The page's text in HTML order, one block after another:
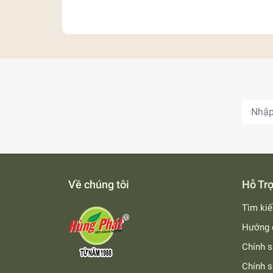
(Trà Hùng Phát –
Về chúng tôi Hỗ
Tìm
Hướng
Chính
Chính